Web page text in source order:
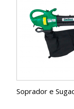
Soprador e